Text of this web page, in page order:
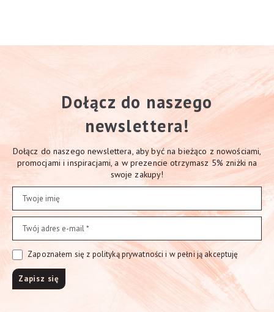
Dołącz do naszego
newslettera!
Dołącz do naszego newslettera, aby być na bieżąco z nowościami,
promocjami i inspiracjami, a w prezencie otrzymasz 5% zniżki na
swoje zakupy!
Zapoznałem się z polityką prywatności i w pełni ją akceptuję